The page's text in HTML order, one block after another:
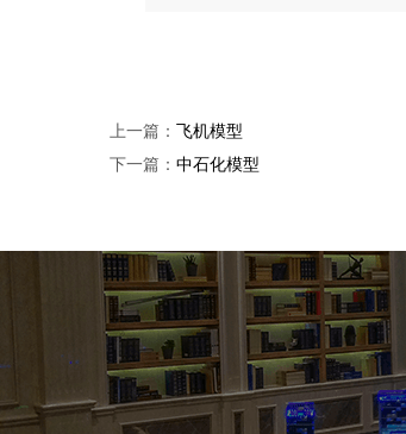
上一篇： 飞机模型
下一篇： 中石化模型